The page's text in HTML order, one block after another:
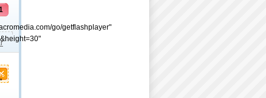
go/getflashplayer"